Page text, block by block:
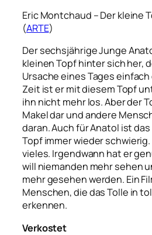
Eric Montchaud – Der kleine
(ARTE)
Der sechsjährige Junge
kleinen Topf hinter sich her,
Ursache eines Tages
Zeit ist er mit diesem Topf
ihn nicht mehr los. Aber der
Makel dar und andere
daran. Auch für Anatol ist
Topf immer wieder
vieles. Irgendwann hat er
will niemanden mehr sehen
mehr gesehen werden. Ein
Menschen, die das Tolle in
erkennen.
Verkostet